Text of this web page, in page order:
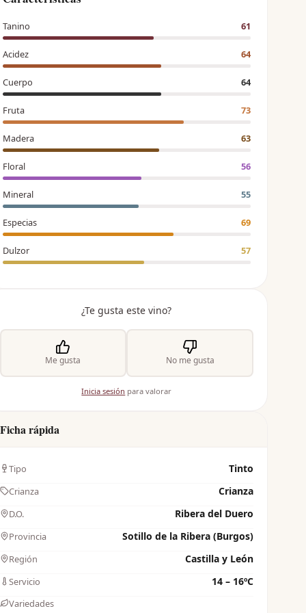
Tanino 61
Acidez 64
Cuerpo 64
Fruta 73
Madera 63
Floral 56
Mineral 55
Especias 69
Dulzor 57
¿Te gusta este vino?
Me gusta No me gusta
Inicia sesión para valorar
Ficha rápida
Tipo Tinto
Crianza Crianza
D.O. Ribera del Duero
Provincia Sotillo de la Ribera (Burgos)
Región Castilla y León
Servicio 14 – 16ºC
Variedades